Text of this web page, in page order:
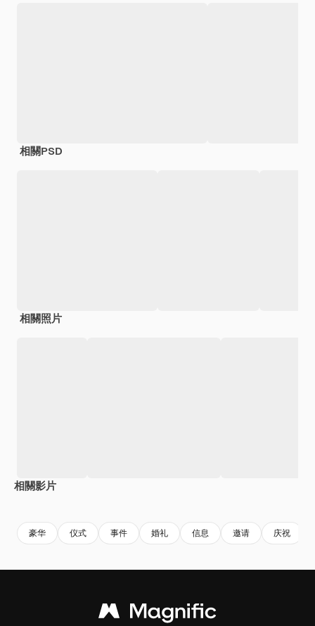
相關PSD
相關照片
相關影片
豪华 仪式 事件 婚礼 信息 邀请 庆祝